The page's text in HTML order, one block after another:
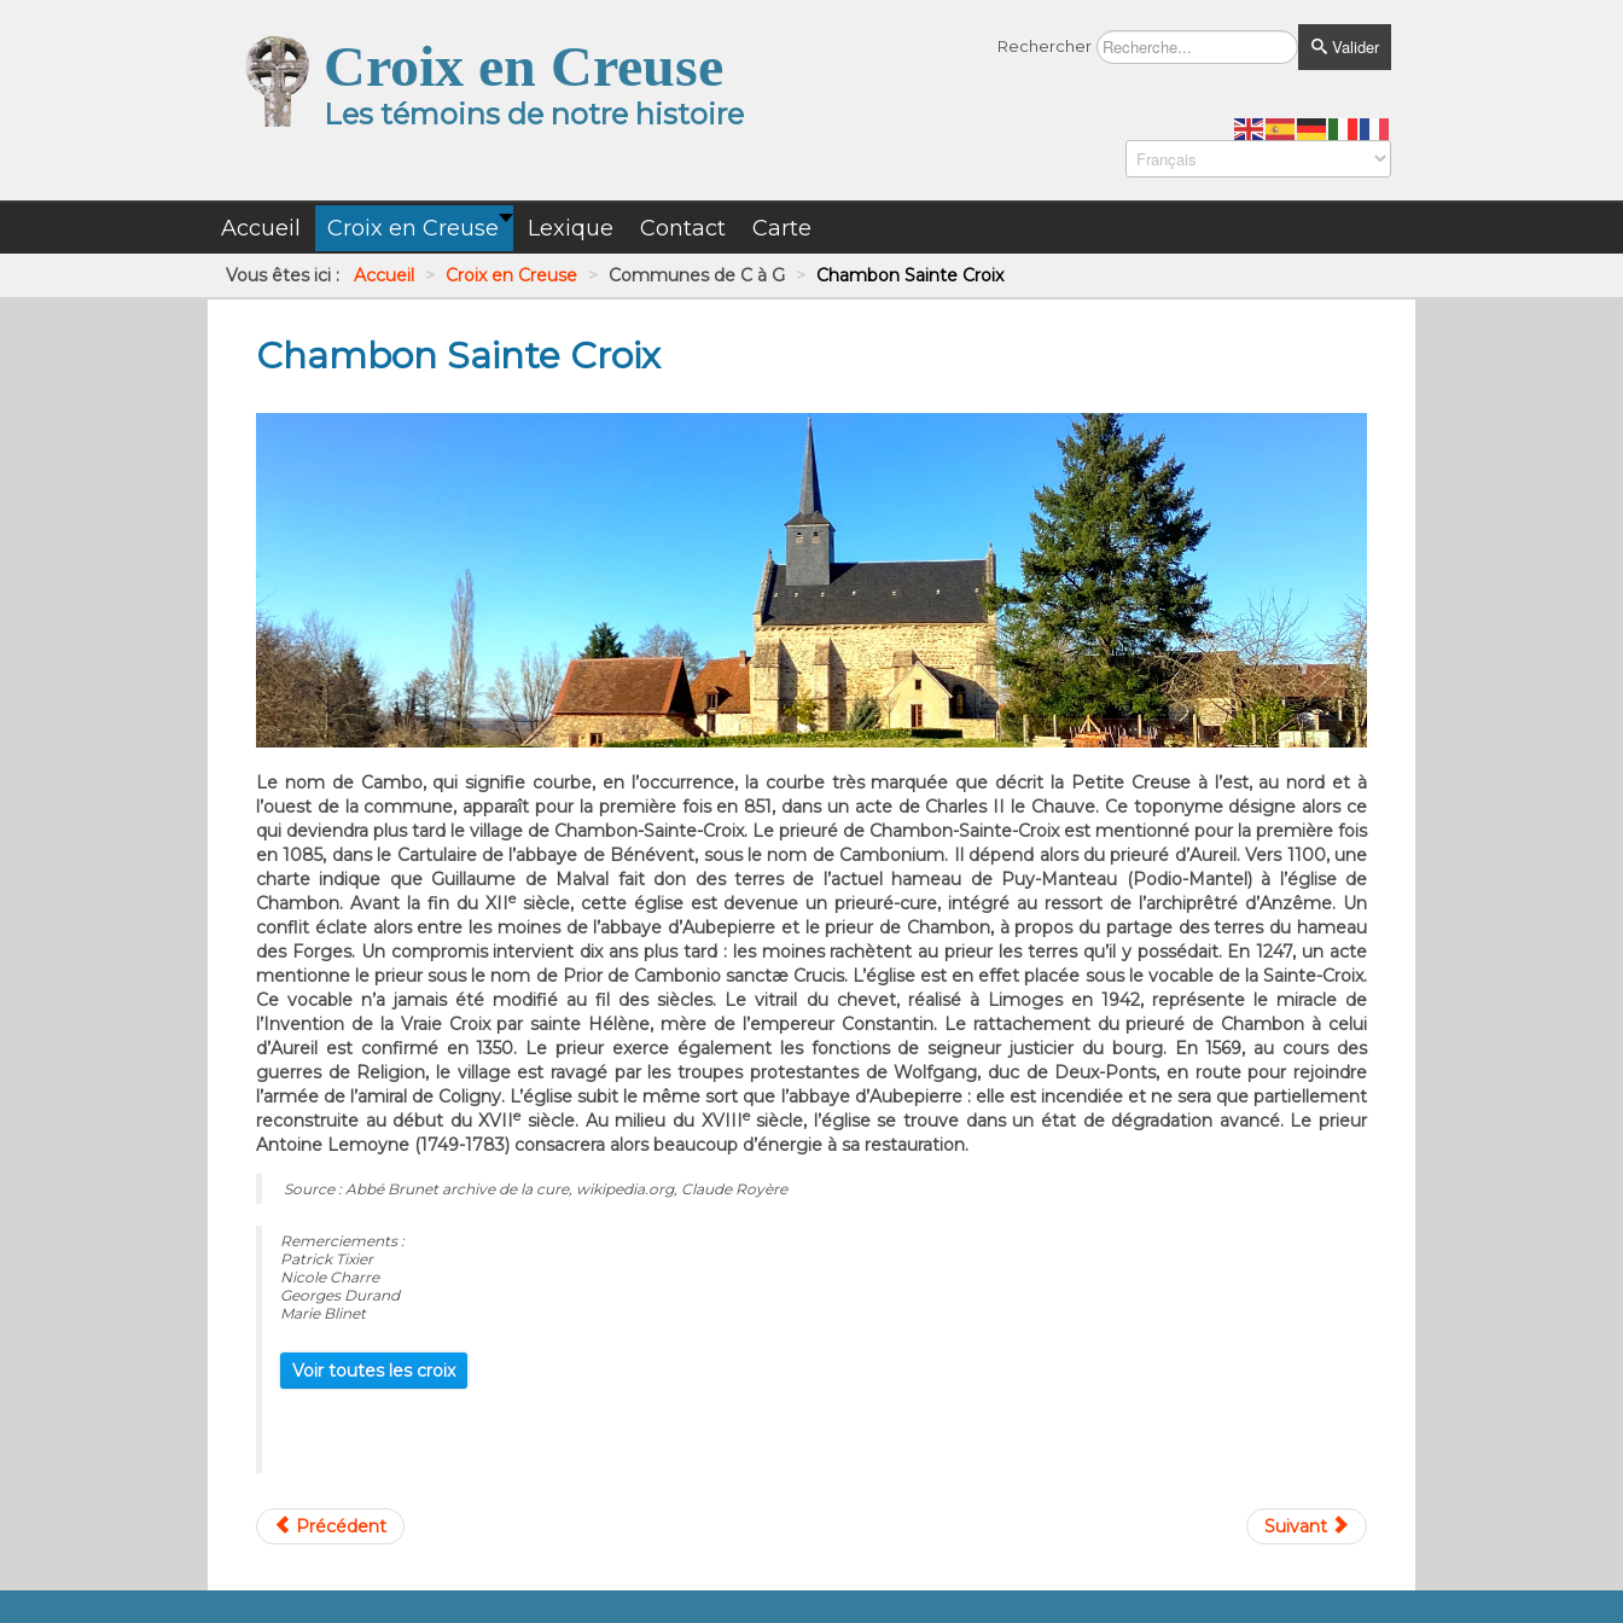
Croix en Creuse
Les témoins de notre histoire
Rechercher Valider
Accueil Croix en Creuse Lexique Contact Carte
Vous êtes ici : Accueil > Croix en Creuse > Communes de C à G > Chambon Sainte Croix
Chambon Sainte Croix
Le nom de Cambo, qui signifie courbe, en l’occurrence, la courbe très marquée que décrit la Petite Creuse à l’est, au nord et à
l’ouest de la commune, apparaît pour la première fois en 851, dans un acte de Charles II le Chauve. Ce toponyme désigne alors ce
qui deviendra plus tard le village de Chambon-Sainte-Croix. Le prieuré de Chambon-Sainte-Croix est mentionné pour la première fois
en 1085, dans le Cartulaire de l’abbaye de Bénévent, sous le nom de Cambonium. Il dépend alors du prieuré d’Aureil. Vers 1100, une
charte indique que Guillaume de Malval fait don des terres de l’actuel hameau de Puy-Manteau (Podio-Mantel) à l’église de
Chambon. Avant la fin du XIIesiècle, cette église est devenue un prieuré-cure, intégré au ressort de l’archiprêtré d’Anzême. Un
conflit éclate alors entre les moines de l’abbaye d’Aubepierre et le prieur de Chambon, à propos du partage des terres du hameau
des Forges. Un compromis intervient dix ans plus tard : les moines rachètent au prieur les terres qu’il y possédait. En 1247, un acte
mentionne le prieur sous le nom de Prior de Cambonio sanctæ Crucis. L’église est en effet placée sous le vocable de la Sainte-Croix.
Ce vocable n’a jamais été modifié au fil des siècles. Le vitrail du chevet, réalisé à Limoges en 1942, représente le miracle de
l’Invention de la Vraie Croix par sainte Hélène, mère de l’empereur Constantin. Le rattachement du prieuré de Chambon à celui
d’Aureil est confirmé en 1350. Le prieur exerce également les fonctions de seigneur justicier du bourg. En 1569, au cours des
guerres de Religion, le village est ravagé par les troupes protestantes de Wolfgang, duc de Deux-Ponts, en route pour rejoindre
l’armée de l’amiral de Coligny. L’église subit le même sort que l’abbaye d’Aubepierre : elle est incendiée et ne sera que partiellement
reconstruite au début du XVIIesiècle. Au milieu du XVIIIesiècle, l’église se trouve dans un état de dégradation avancé. Le prieur
Antoine Lemoyne (1749-1783) consacrera alors beaucoup d’énergie à sa restauration.
Source : Abbé Brunet archive de la cure, wikipedia.org, Claude Royère
Remerciements :
Patrick Tixier
Nicole Charre
Georges Durand
Marie Blinet
Voir toutes les croix
Précédent Suivant